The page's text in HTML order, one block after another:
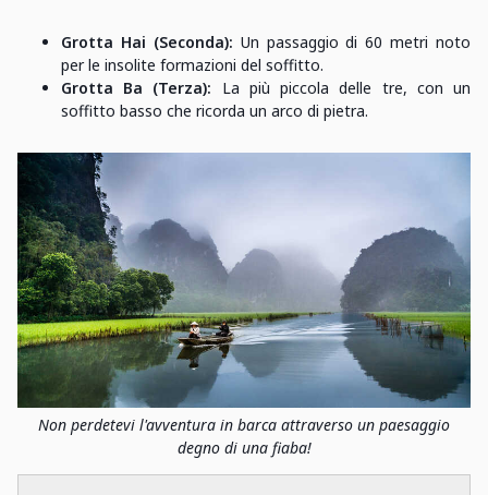
Grotta Hai (Seconda): Un passaggio di 60 metri noto
per le insolite formazioni del soffitto.
Grotta Ba (Terza): La più piccola delle tre, con un
soffitto basso che ricorda un arco di pietra.
Non perdetevi l'avventura in barca attraverso un paesaggio
degno di una fiaba!